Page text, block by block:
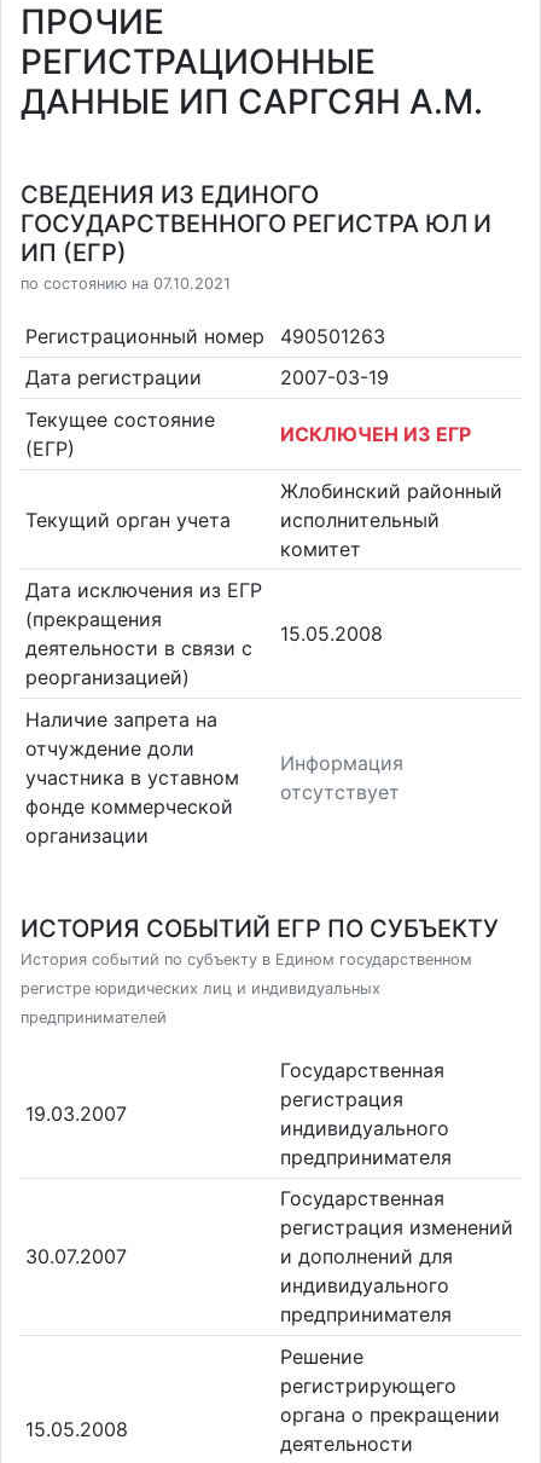
ПРОЧИЕ
РЕГИСТРАЦИОННЫЕ
ДАННЫЕ ИП САРГСЯН А.М.
СВЕДЕНИЯ ИЗ ЕДИНОГО
ГОСУДАРСТВЕННОГО РЕГИСТРА ЮЛ И
ИП (ЕГР)
по состоянию на 07.10.2021
Регистрационный номер
490501263
Дата регистрации
2007-03-19
Текущее состояние
(ЕГР)
ИСКЛЮЧЕН ИЗ ЕГР
Текущий орган учета
Жлобинский районный
исполнительный
комитет
Дата исключения из ЕГР
(прекращения
деятельности в связи с
реорганизацией)
15.05.2008
Наличие запрета на
отчуждение доли
участника в уставном
фонде коммерческой
организации
Информация
отсутствует
ИСТОРИЯ СОБЫТИЙ ЕГР ПО СУБЪЕКТУ
История событий по субъекту в Едином государственном
регистре юридических лиц и индивидуальных
предпринимателей
19.03.2007
Государственная
регистрация
индивидуального
предпринимателя
30.07.2007
Государственная
регистрация изменений
и дополнений для
индивидуального
предпринимателя
15.05.2008
Решение
регистрирующего
органа о прекращении
деятельности